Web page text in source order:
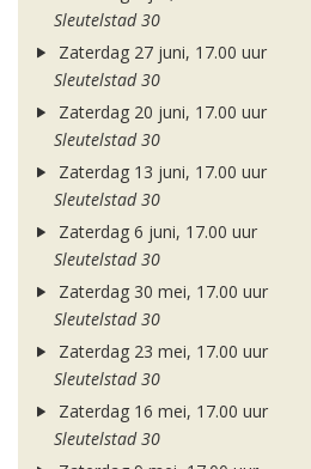
Sleutelstad 30
Zaterdag 27 juni, 17.00 uur
Sleutelstad 30
Zaterdag 20 juni, 17.00 uur
Sleutelstad 30
Zaterdag 13 juni, 17.00 uur
Sleutelstad 30
Zaterdag 6 juni, 17.00 uur
Sleutelstad 30
Zaterdag 30 mei, 17.00 uur
Sleutelstad 30
Zaterdag 23 mei, 17.00 uur
Sleutelstad 30
Zaterdag 16 mei, 17.00 uur
Sleutelstad 30